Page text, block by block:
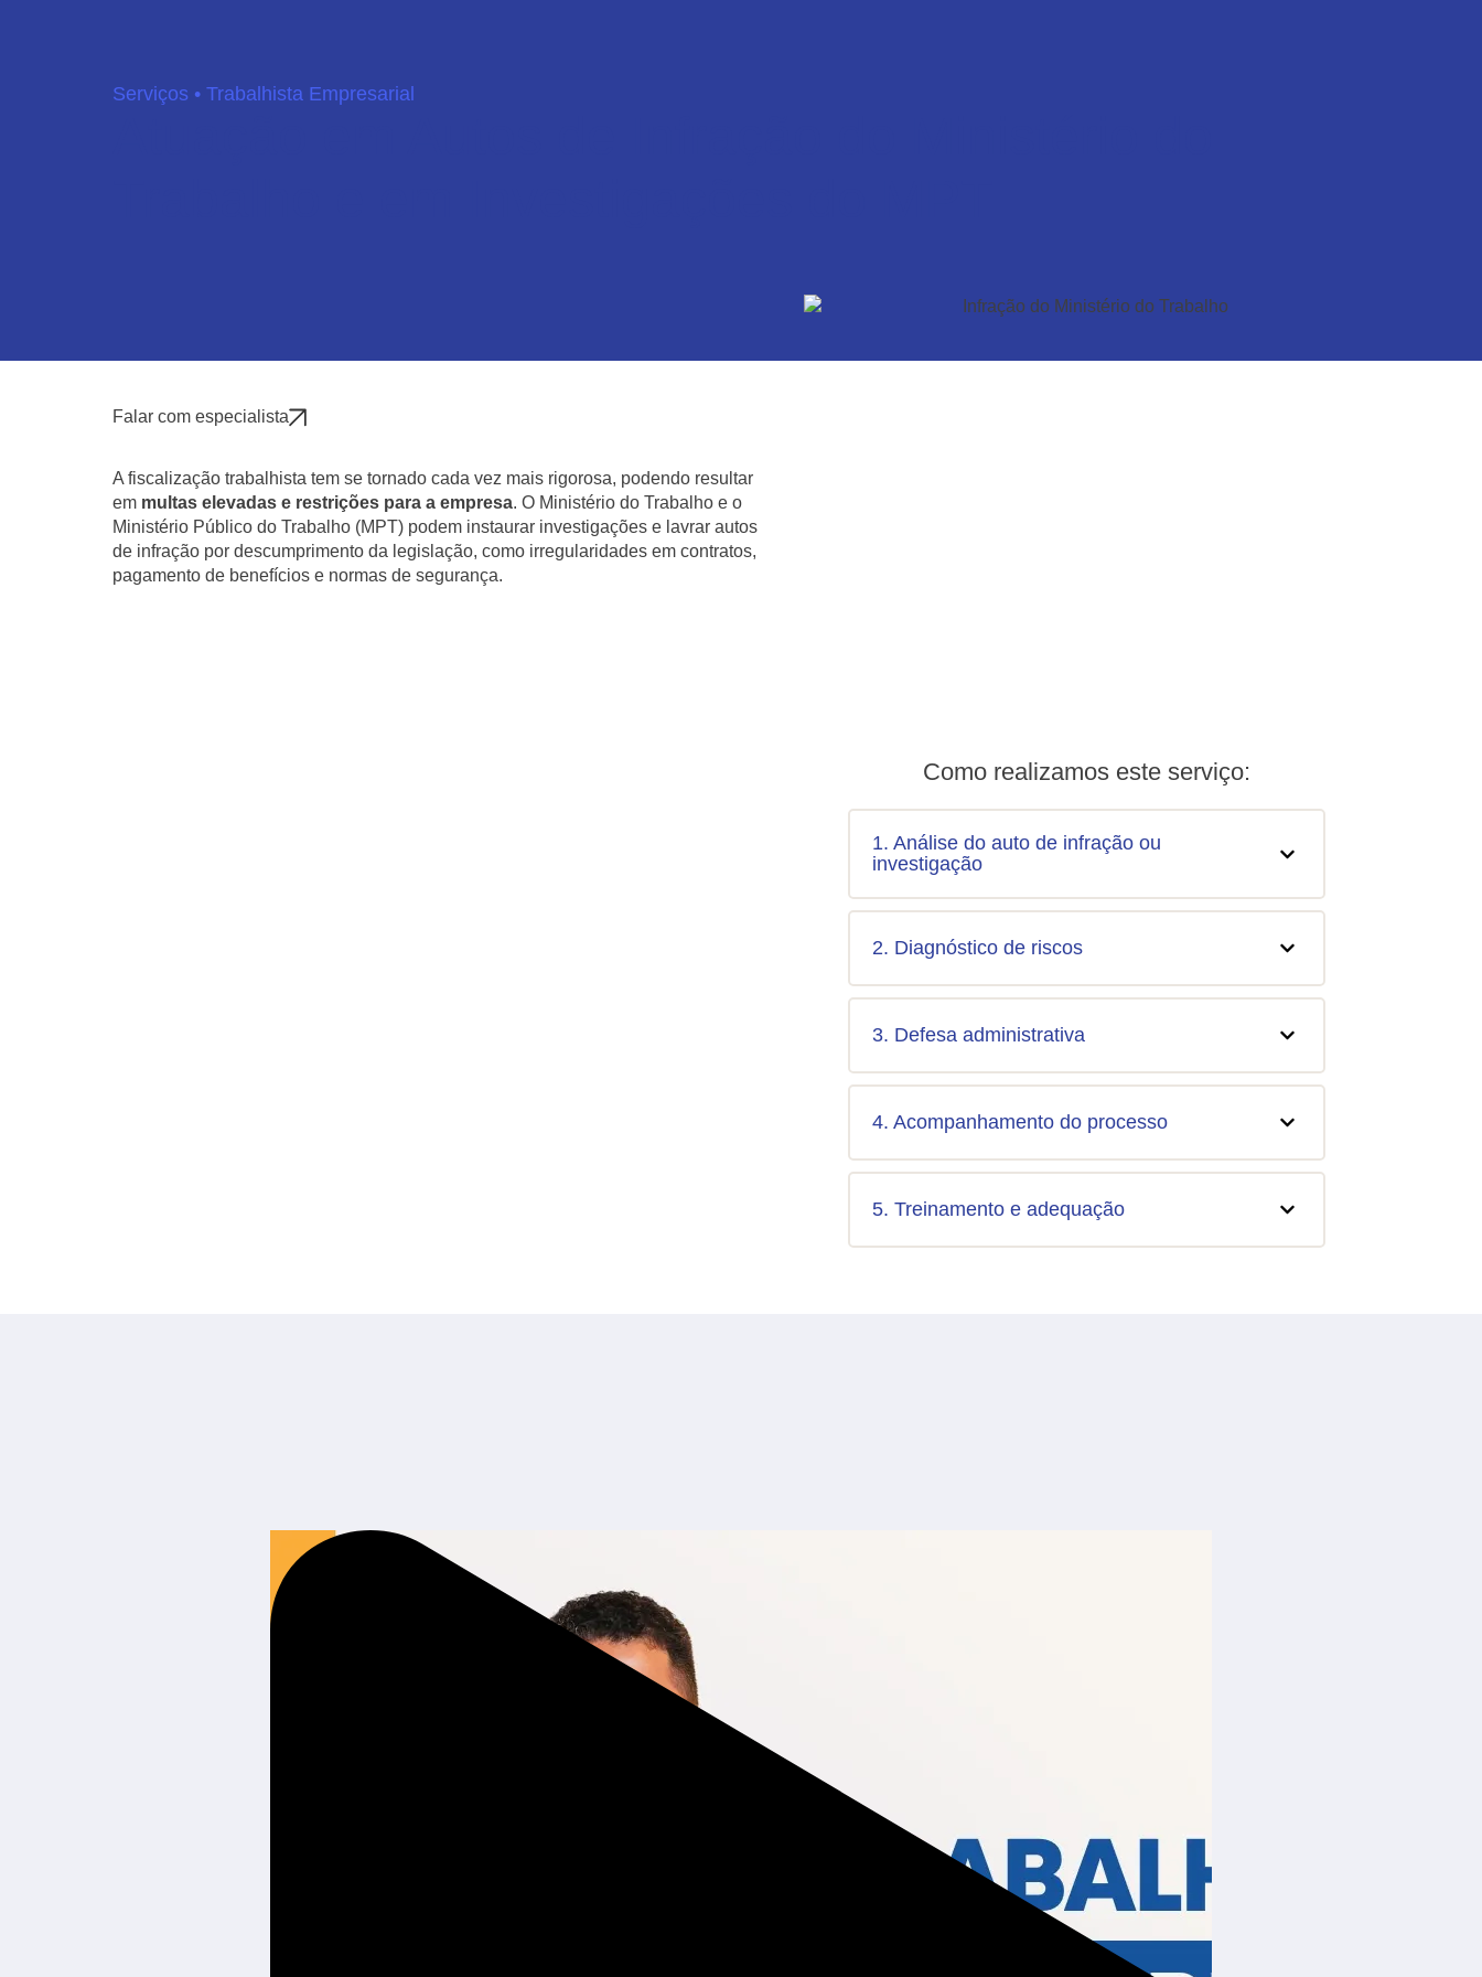
Serviços • Trabalhista Empresarial
Falar com especialista
A fiscalização trabalhista tem se tornado cada vez mais rigorosa, podendo resultar
em multas elevadas e restrições para a empresa. O Ministério do Trabalho e o
Ministério Público do Trabalho (MPT) podem instaurar investigações e lavrar autos
de infração por descumprimento da legislação, como irregularidades em contratos,
pagamento de benefícios e normas de segurança.
Como realizamos este serviço:
1. Análise do auto de infração ou
investigação
2. Diagnóstico de riscos
3. Defesa administrativa
4. Acompanhamento do processo
5. Treinamento e adequação